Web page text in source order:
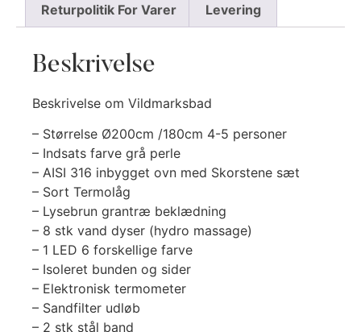
Returpolitik For Varer Levering
Beskrivelse
Beskrivelse om Vildmarksbad
– Størrelse Ø200cm /180cm 4-5 personer
– Indsats farve grå perle
– AISI 316 inbygget ovn med Skorstene sæt
– Sort Termolåg
– Lysebrun grantræ beklædning
– 8 stk vand dyser (hydro massage)
– 1 LED 6 forskellige farve
– Isoleret bunden og sider
– Elektronisk termometer
– Sandfilter udløb
– 2 stk stål band